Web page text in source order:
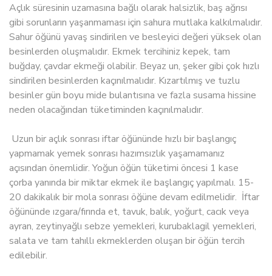
Açlık süresinin uzamasına bağlı olarak halsizlik, baş ağrısı
gibi sorunların yaşanmaması için sahura mutlaka kalkılmalıdır.
Sahur öğünü yavaş sindirilen ve besleyici değeri yüksek olan
besinlerden oluşmalıdır. Ekmek tercihiniz kepek, tam
buğday, çavdar ekmeği olabilir. Beyaz un, şeker gibi çok hızlı
sindirilen besinlerden kaçınılmalıdır. Kızartılmış ve tuzlu
besinler gün boyu mide bulantısına ve fazla susama hissine
neden olacağından tüketiminden kaçınılmalıdır.
Uzun bir açlık sonrası iftar öğününde hızlı bir başlangıç
yapmamak yemek sonrası hazımsızlık yaşamamanız
açısından önemlidir. Yoğun öğün tüketimi öncesi 1 kase
çorba yanında bir miktar ekmek ile başlangıç yapılmalı. 15-
20 dakikalık bir mola sonrası öğüne devam edilmelidir. İftar
öğününde ızgara/fırında et, tavuk, balık, yoğurt, cacık veya
ayran, zeytinyağlı sebze yemekleri, kurubaklagil yemekleri,
salata ve tam tahıllı ekmeklerden oluşan bir öğün tercih
edilebilir.